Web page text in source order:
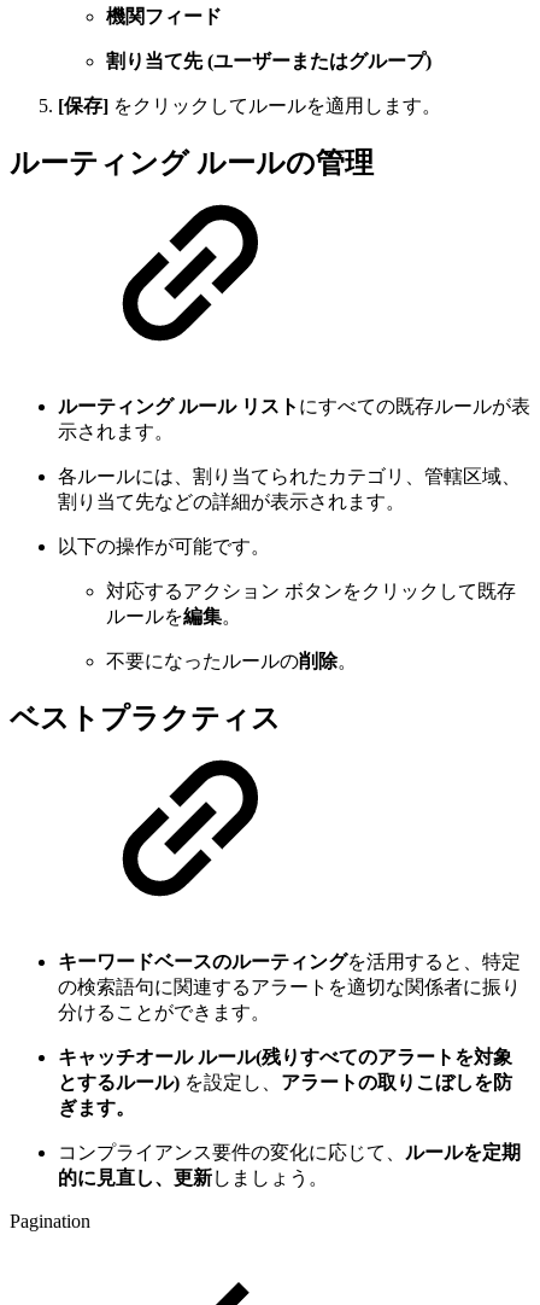
機関フィード
割り当て先 (ユーザーまたはグループ)
[保存] をクリックしてルールを適用します。
ルーティング ルールの管理
ルーティング ルール リスト にすべての既存ルールが表
示されます。
各ルールには、割り当てられたカテゴリ、管轄区域、
割り当て先などの詳細が表示されます。
以下の操作が可能です。
対応するアクション ボタンをクリックして既存
ルールを編集。
不要になったルールの削除。
ベストプラクティス
キーワードベースのルーティングを活用すると、特定
の検索語句に関連するアラートを適切な関係者に振り
分けることができます。
キャッチオール ルール(残りすべてのアラートを対象
とするルール) を設定し、 アラートの取りこぼしを防
ぎます。
コンプライアンス要件の変化に応じて、 ルールを定期
的に見直し、更新しましょう。
Pagination